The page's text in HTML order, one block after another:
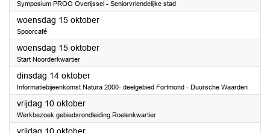
Symposium PROO Overijssel - Seniorvriendelijke stad
woensdag 15 oktober2025
Spoorcafé
woensdag 15 oktober2025
Start Noorderkwartier
dinsdag 14 oktober2025
Informatiebijeenkomst Natura 2000- deelgebied Fortmond - Duursche Waarden
vrijdag 10 oktober2025
Werkbezoek gebiedsrondleiding Roelenkwartier
2025